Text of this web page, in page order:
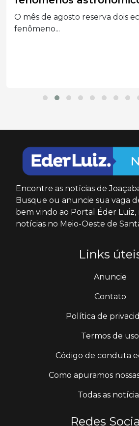
O mês de agosto reserva dois
fenômeno...
Encontre as notícias de
Busque ou anuncie sua vaga
bem vindo ao Portal Éder
notícias no Meio-Oeste de
Links
Anuncie
Contato
Política de
Termos de uso
Código de conduta
Como apuramos
Todas as
Redes